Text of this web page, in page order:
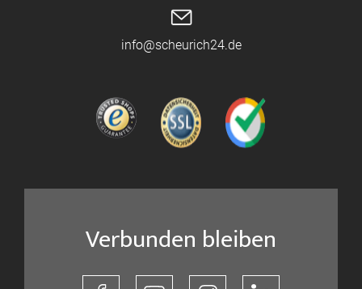
info@scheurich24.de
Verbunden bleiben